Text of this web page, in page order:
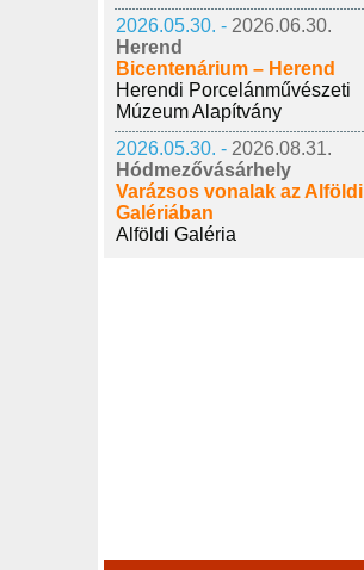
2026.05.30. - 2026.06.30.
Herend
Bicentenárium – Herend
Herendi Porcelánművészeti
Múzeum Alapítvány
2026.05.30. - 2026.08.31.
Hódmezővásárhely
Varázsos vonalak az Alföldi
Galériában
Alföldi Galéria